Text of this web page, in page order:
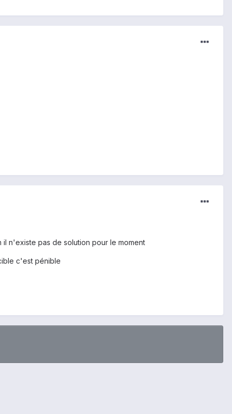
n'existe pas de solution pour le moment
c'est pénible